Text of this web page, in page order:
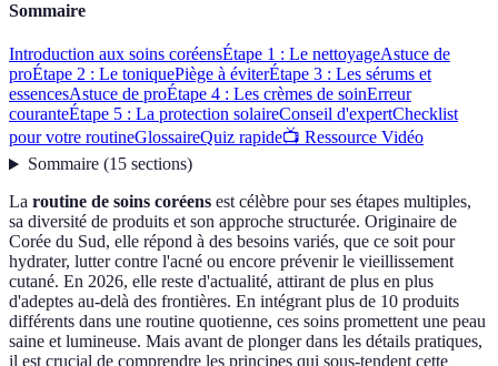
Sommaire
Introduction aux soins coréensÉtape 1 : Le nettoyageAstuce de
proÉtape 2 : Le toniquePiège à éviterÉtape 3 : Les sérums et
essencesAstuce de proÉtape 4 : Les crèmes de soinErreur
couranteÉtape 5 : La protection solaireConseil d'expertChecklist
pour votre routineGlossaireQuiz rapide📺 Ressource Vidéo
Sommaire(15 sections)
La routine de soins coréens est célèbre pour ses étapes multiples,
sa diversité de produits et son approche structurée. Originaire de
Corée du Sud, elle répond à des besoins variés, que ce soit pour
hydrater, lutter contre l'acné ou encore prévenir le vieillissement
cutané. En 2026, elle reste d'actualité, attirant de plus en plus
d'adeptes au-delà des frontières. En intégrant plus de 10 produits
différents dans une routine quotienne, ces soins promettent une peau
saine et lumineuse. Mais avant de plonger dans les détails pratiques,
il est crucial de comprendre les principes qui sous-tendent cette